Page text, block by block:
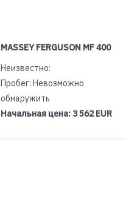
MASSEY FERGUSON MF 400
Неизвестно:
Пробег: Невозможно
обнаружить
Начальная цена: 3 562 EUR